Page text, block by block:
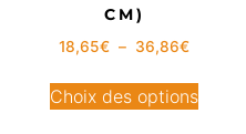
CM)
18,65€ – 36,86€
Choix des options